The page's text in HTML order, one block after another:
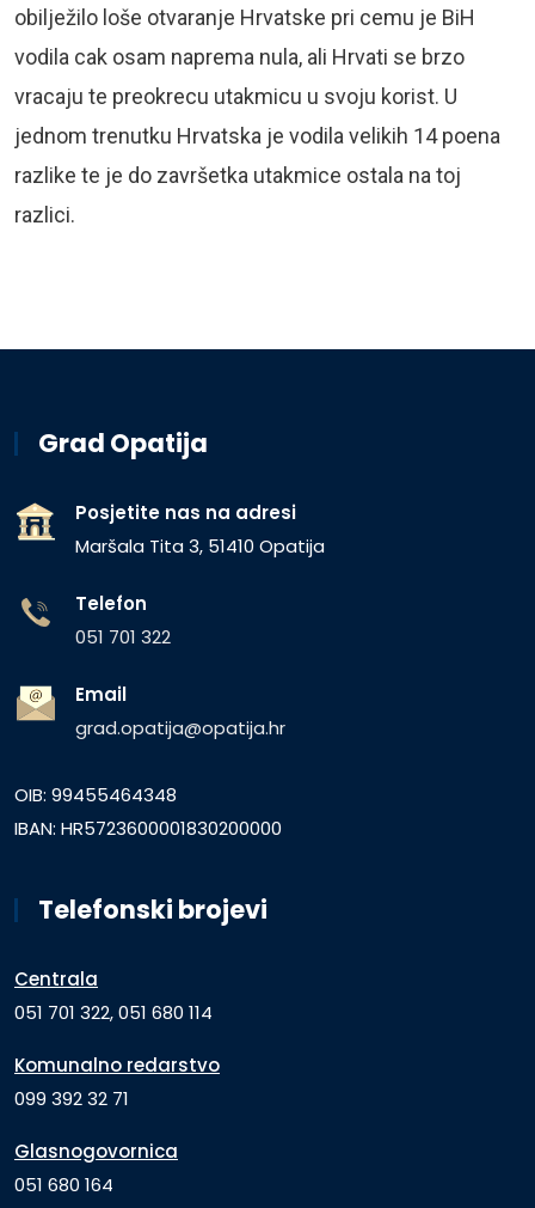
obilježilo loše otvaranje Hrvatske pri cemu je BiH
vodila cak osam naprema nula, ali Hrvati se brzo
vracaju te preokrecu utakmicu u svoju korist. U
jednom trenutku Hrvatska je vodila velikih 14 poena
razlike te je do završetka utakmice ostala na toj
razlici.
Grad Opatija
Posjetite nas na adresi
Maršala Tita 3, 51410 Opatija
Telefon
051 701 322
Email
grad.opatija@opatija.hr
OIB: 99455464348
IBAN: HR5723600001830200000
Telefonski brojevi
Centrala
051 701 322, 051 680 114
Komunalno redarstvo
099 392 32 71
Glasnogovornica
051 680 164